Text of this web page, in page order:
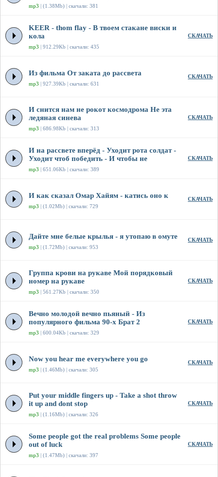
mp3 | (1.38Mb) | скачали: 381
KEER - thom flay - В твоем стакане виски и
кола
mp3 | 912.29Kb | скачали: 435
СКАЧАТЬ
Из фильма От заката до рассвета
mp3 | 927.39Kb | скачали: 631
СКАЧАТЬ
И снится нам не рокот космодрома Не эта
ледяная синева
mp3 | 686.98Kb | скачали: 313
СКАЧАТЬ
И на рассвете вперёд - Уходит рота солдат -
Уходит чтоб победить - И чтобы не
mp3 | 651.06Kb | скачали: 389
СКАЧАТЬ
И как сказал Омар Хайям - катись оно к
mp3 | (1.02Mb) | скачали: 729
СКАЧАТЬ
Дайте мне белые крылья - я утопаю в омуте
mp3 | (1.72Mb) | скачали: 953
СКАЧАТЬ
Группа крови на рукаве Мой порядковый
номер на рукаве
mp3 | 561.27Kb | скачали: 350
СКАЧАТЬ
Вечно молодой вечно пьяный - Из
популярного фильма 90-х Брат 2
mp3 | 600.04Kb | скачали: 329
СКАЧАТЬ
Now you hear me everywhere you go
mp3 | (1.46Mb) | скачали: 305
СКАЧАТЬ
Put your middle fingers up - Take a shot throw
it up and dont stop
mp3 | (1.16Mb) | скачали: 326
СКАЧАТЬ
Some people got the real problems Some people
out of luck
mp3 | (1.47Mb) | скачали: 397
СКАЧАТЬ